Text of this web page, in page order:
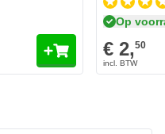
Op
€ 2,50